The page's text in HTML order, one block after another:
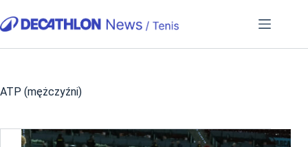
do
ATP (mężczyźni)